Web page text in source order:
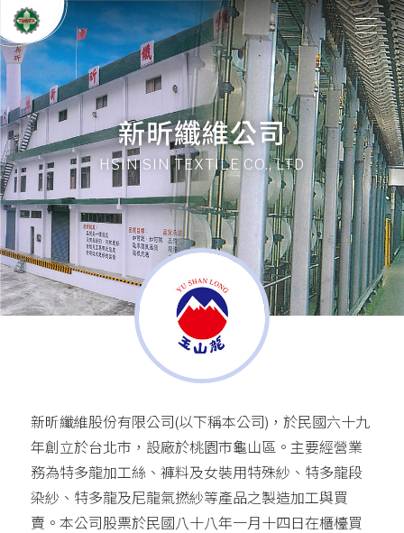
新昕纖維公司
HSIN SIN TEXTILE CO., LTD
新昕纖維股份有限公司(以下稱本公司)，於民國六十九
年創立於台北市，設廠於桃園市龜山區。主要經營業
務為特多龍加工絲、褲料及女裝用特殊紗、特多龍段
染紗、特多龍及尼龍氣撚紗等產品之製造加工與買
賣。本公司股票於民國八十八年一月十四日在櫃檯買